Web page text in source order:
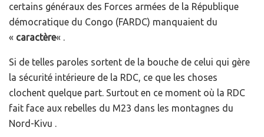
certains généraux des Forces armées de la République
démocratique du Congo (FARDC) manquaient du
« caractère« .
Si de telles paroles sortent de la bouche de celui qui gère
la sécurité intérieure de la RDC, ce que les choses
clochent quelque part. Surtout en ce moment où la RDC
fait face aux rebelles du M23 dans les montagnes du
Nord-Kivu .